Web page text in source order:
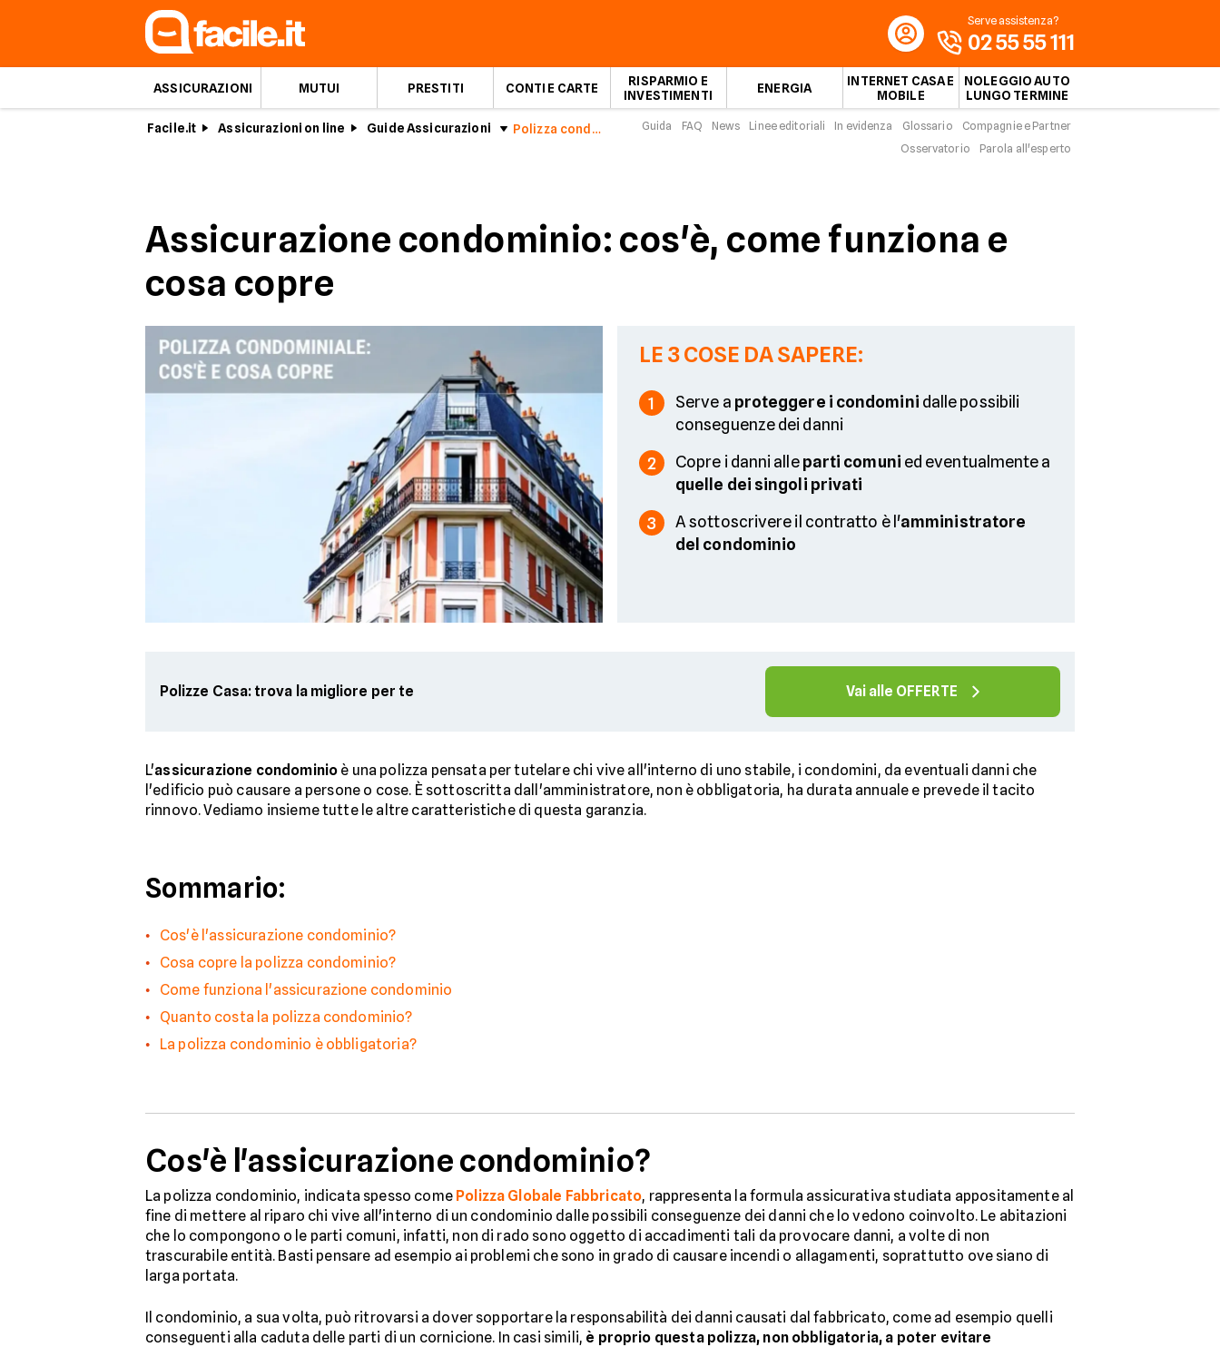
ASSICURAZIONI MUTUI PRESTITI CONTI E CARTE
RISPARMIO E
INVESTIMENTI
ENERGIA
INTERNET CASA E
MOBILE
NOLEGGIO AUTO
LUNGO TERMINE
Serve assistenza?
02 55 55 111
Facile.it Assicurazioni on line Guide Assicurazioni Polizza condominiale: cos'è e cosa copre Guida FAQ News Linee editoriali In evidenza Glossario
Compagnie e Partner
Osservatorio
Parola all'esperto
Assicurazione condominio: cos'è, come funziona e
cosa copre
LE 3 COSE DA SAPERE:
1 Serve a proteggere i condomini dalle possibili
conseguenze dei danni
2 Copre i danni alleparti comuni ed eventualmente a
quelle dei singoli privati
3 A sottoscrivere il contratto è l'amministratore
del condominio
Polizze Casa: trova la migliore per te Vai alle OFFERTE
L'assicurazione condominio è una polizza pensata per tutelare chi vive all'interno di uno stabile, i condomini, da eventuali danni che
l'edificio può causare a persone o cose. È sottoscritta dall'amministratore, non è obbligatoria, ha durata annuale e prevede il tacito
rinnovo. Vediamo insieme tutte le altre caratteristiche di questa garanzia.
Sommario:
Cos'è l'assicurazione condominio?
Cosa copre la polizza condominio?
Come funziona l'assicurazione condominio
Quanto costa la polizza condominio?
La polizza condominio è obbligatoria?
Cos'è l'assicurazione condominio?
La polizza condominio, indicata spesso come Polizza Globale Fabbricato, rappresenta la formula assicurativa studiata appositamente al
fine di mettere al riparo chi vive all'interno di un condominio dalle possibili conseguenze dei danni che lo vedono coinvolto. Le abitazioni
che lo compongono o le parti comuni, infatti, non di rado sono oggetto di accadimenti tali da provocare danni, a volte di non
trascurabile entità. Basti pensare ad esempio ai problemi che sono in grado di causare incendi o allagamenti, soprattutto ove siano di
larga portata.
Il condominio, a sua volta, può ritrovarsi a dover sopportare la responsabilità dei danni causati dal fabbricato, come ad esempio quelli
conseguenti alla caduta delle parti di un cornicione. In casi simili, è proprio questa polizza, non obbligatoria, a poter evitare